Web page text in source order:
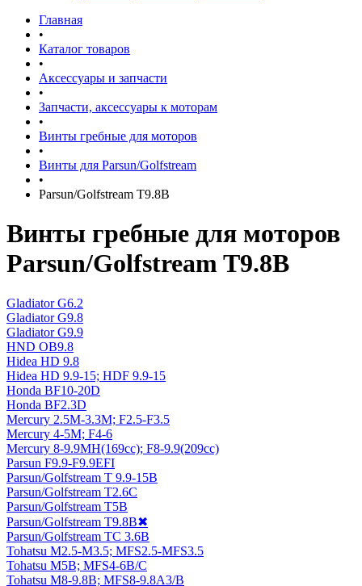
Главная
•
Каталог товаров
•
Аксессуары и запчасти
•
Запчасти, аксессуары к моторам
•
Винты гребные для моторов
•
Винты для Parsun/Golfstream
•
Parsun/Golfstream T9.8B
Винты гребные для моторов
Parsun/Golfstream T9.8B
Gladiator G6.2
Gladiator G9.8
Gladiator G9.9
HND OB9.8
Hidea HD 9.8
Hidea HD 9.9-15; HDF 9.9-15
Honda BF10-20D
Honda BF2.3D
Mercury 2.5M-3.3M; F2.5-F3.5
Mercury 4-5M; F4-6
Mercury 8-9.9MH(169cc); F8-9.9(209cc)
Parsun F9.9-F9.9EFI
Parsun/Golfstream T 9.9-15B
Parsun/Golfstream T2.6C
Parsun/Golfstream T5B
Parsun/Golfstream T9.8B✖
Parsun/Golfstream TC 3.6B
Tohatsu M2.5-M3.5; MFS2.5-MFS3.5
Tohatsu M5В; MFS4-6B/C
Tohatsu M8-9.8B; MFS8-9.8A3/B